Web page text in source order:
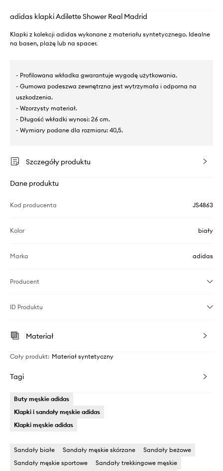
adidas klapki Adilette Shower Real Madrid
Klapki z kolekcji adidas wykonane z materiału syntetycznego. Idealne
na basen, plażę lub na spacer.
- Profilowana wkładka gwarantuje wygodę użytkowania.
- Gumowa podeszwa zewnętrzna jest wytrzymała i odporna na
uszkodzenia.
- Wzorzysty materiał.
- Długość wkładki wynosi: 26 cm.
- Wymiary podane dla rozmiaru: 40,5.
Szczegóły produktu
Dane produktu
Kod producenta JS4863
Kolor biały
Marka adidas
Producent
ID Produktu
Materiał
Cały produkt: Materiał syntetyczny
Tagi
Buty męskie adidas
Klapki i sandały męskie adidas
Klapki męskie adidas
Sandały białe Sandały męskie skórzane
Sandały beżowe
Sandały męskie sportowe
Sandały trekkingowe męskie